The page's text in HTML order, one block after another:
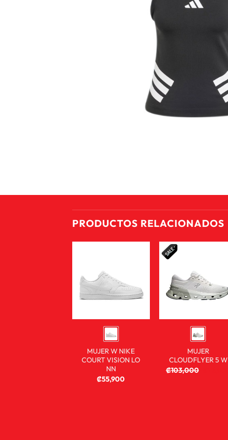
PRODUCTOS RELACIONADOS
MUJER W NIKE
COURT VISION LO
NN
₡55,900
MUJER
CLOUDFLYER 5 W
₡103,000